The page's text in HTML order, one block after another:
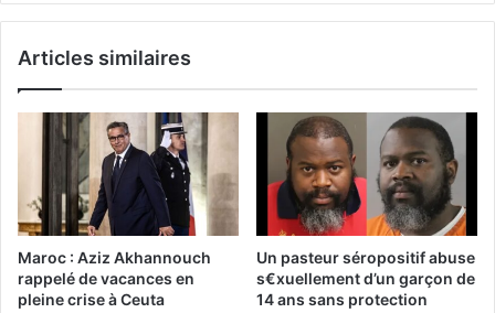
Articles similaires
Maroc : Aziz Akhannouch
rappelé de vacances en
pleine crise à Ceuta
Un pasteur séropositif abuse
s€xuellement d’un garçon de
14 ans sans protection